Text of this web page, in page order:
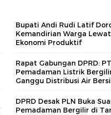
Bupati Andi Rudi Latif
Kemandirian Warga
Ekonomi Produktif
Rapat Gabungan DPRD:
Pemadaman Listrik
Ganggu Distribusi Air
DPRD Desak PLN Buka
Pemadaman Bergilir di